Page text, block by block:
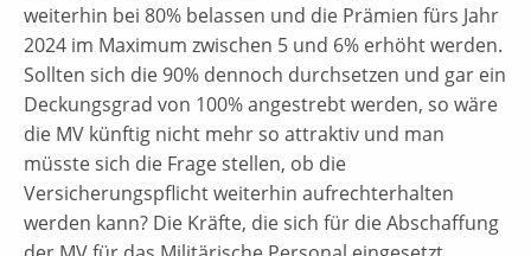
weiterhin bei 80% belassen und die Prämien fürs Jahr
2024 im Maximum zwischen 5 und 6% erhöht werden.
Sollten sich die 90% dennoch durchsetzen und gar ein
Deckungsgrad von 100% angestrebt werden, so wäre
die MV künftig nicht mehr so attraktiv und man
müsste sich die Frage stellen, ob die
Versicherungspflicht weiterhin aufrechterhalten
werden kann? Die Kräfte, die sich für die Abschaffung